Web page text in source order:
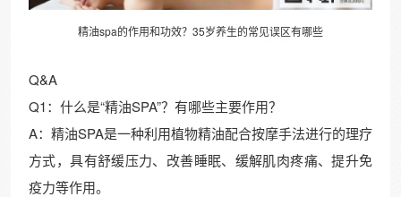
精油spa的作用和功效？35岁养生的常见误区有哪些
Q&A
Q1：什么是“精油SPA”？有哪些主要作用？
A：精油SPA是一种利用植物精油配合按摩手法进行的理疗
方式，具有舒缓压力、改善睡眠、缓解肌肉疼痛、提升免
疫力等作用。